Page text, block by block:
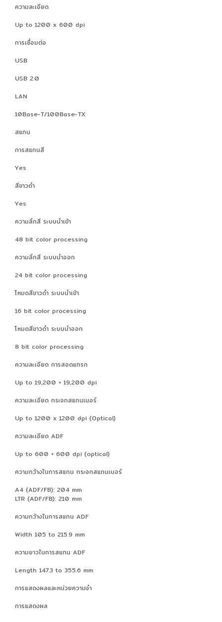
ความละเอียด
Up to 1200 x 600 dpi
การเชื่อมต่อ
USB
USB 2.0
LAN
10Base-T/100Base-TX
สแกน
การสแกนสี
Yes
สีขาวดำ
Yes
ความลึกสี ระบบนำเข้า
48 bit color processing
ความลึกสี ระบบนำออก
24 bit color processing
โหมดสีขาวดำ ระบบนำเข้า
16 bit color processing
โหมดสีขาวดำ ระบบนำออก
8 bit color processing
ความละเอียด การสอดแทรก
Up to 19,200 × 19,200 dpi
ความละเอียด กระจกสแกนเนอร์
Up to 1200 x 1200 dpi (Optical)
ความละเอียด ADF
Up to 600 × 600 dpi (optical)
ความกว้างในการสแกน กระจกสแกนเนอร์
A4 (ADF/FB): 204 mm
LTR (ADF/FB): 210 mm
ความกว้างในการสแกน ADF
Width 105 to 215.9 mm
ความยาวในการสแกน ADF
Length 147.3 to 355.6 mm
การแสดงผลและหน่วยความจำ
การแสดงผล